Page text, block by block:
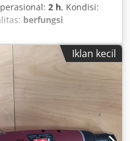
2 h, Kondisi:
berfungsi
inspected and fully
Desoutter E-Lit Premium
1000P with adjustable
No-load speed: 300 to
Nm Drive: Hex 1/4" female
battery: 0.8 kg Other tools
maintenance available
Iklan kecil